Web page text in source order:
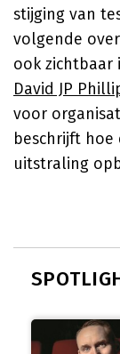
stijging van
volgende
ook zichtbaar
David JP
voor
beschrijft
uitstraling